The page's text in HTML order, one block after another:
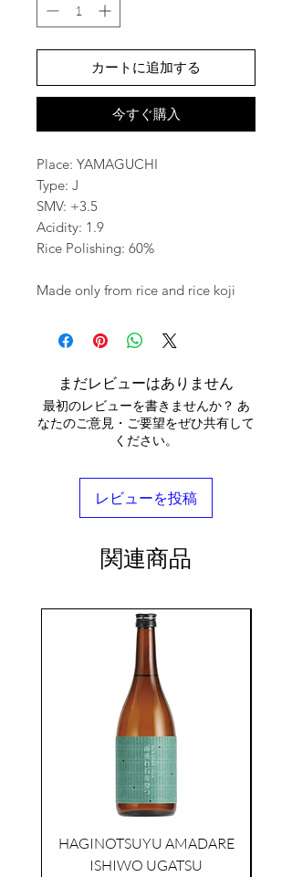
カートに追加する
今すぐ購入
Place: YAMAGUCHI
Type: J
SMV: +3.5
Acidity: 1.9
Rice Polishing: 60%
Made only from rice and rice koji
まだレビューはありません
最初のレビューを書きませんか？ あ
なたのご意見・ご要望をぜひ共有して
ください。
レビューを投稿
関連商品
HAGINOTSUYU AMADARE
ISHIWO UGATSU